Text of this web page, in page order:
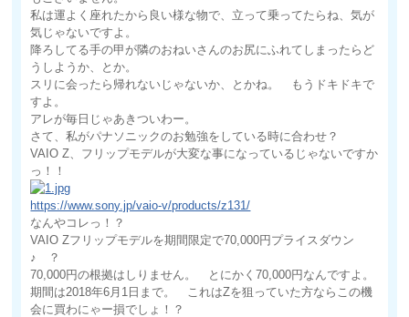
私は運よく座れたから良い様な物で、立って乗ってたらね、気が
気じゃないですよ。
降ろしてる手の甲が隣のおねいさんのお尻にふれてしまったらど
うしようか、とか。
スリに会ったら帰れないじゃないか、とかね。 もうドキドキで
すよ。
アレが毎日じゃあきついわー。
さて、私がパナソニックのお勉強をしている時に合わせ？
VAIO Z、フリップモデルが大変な事になっているじゃないですか
っ！！
https://www.sony.jp/vaio-v/products/z131/
なんやコレっ！？
VAIO Zフリップモデルを期間限定で70,000円プライスダウン
♪ ？
70,000円の根拠はしりません。 とにかく70,000円なんですよ。
期間は2018年6月1日まで。 これはZを狙っていた方ならこの機
会に買わにゃー損でしょ！？